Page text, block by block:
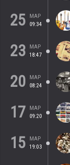
25
МАР
09:34
23
МАР
18:47
20
МАР
08:24
17
МАР
09:20
15
МАР
19:03